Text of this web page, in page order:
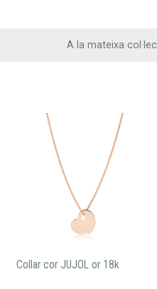
A la mateixa
Collar cor JUJOL or 18k